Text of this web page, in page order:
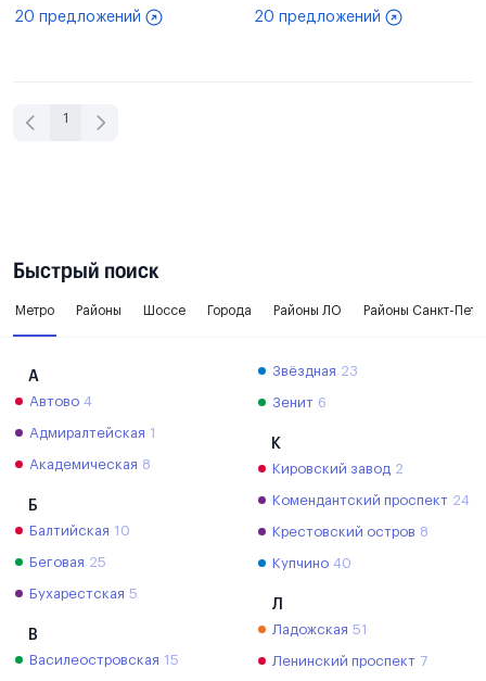
20 предложений 20 предложений
1
Быстрый поиск
Метро Районы Шоссе Города Районы ЛО Районы Санкт-
А
Автово 4
Адмиралтейская 1
Академическая 8
Б
Балтийская 10
Беговая 25
Бухарестская 5
В
Василеостровская 15
Звёздная 23
Зенит 6
К
Кировский завод 2
Комендантский проспект 24
Крестовский остров 8
Купчино 40
Л
Ладожская 51
Ленинский проспект 7